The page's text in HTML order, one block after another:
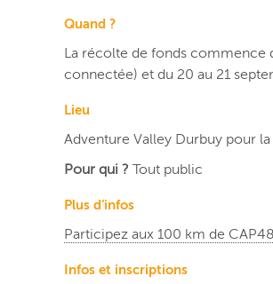
Quand ?
La récolte de fonds commence
connectée) et du 20 au 21
Lieu
Adventure Valley Durbuy pour
Pour qui ? Tout public
Plus d’infos
Participez aux 100 km de
Infos et inscriptions